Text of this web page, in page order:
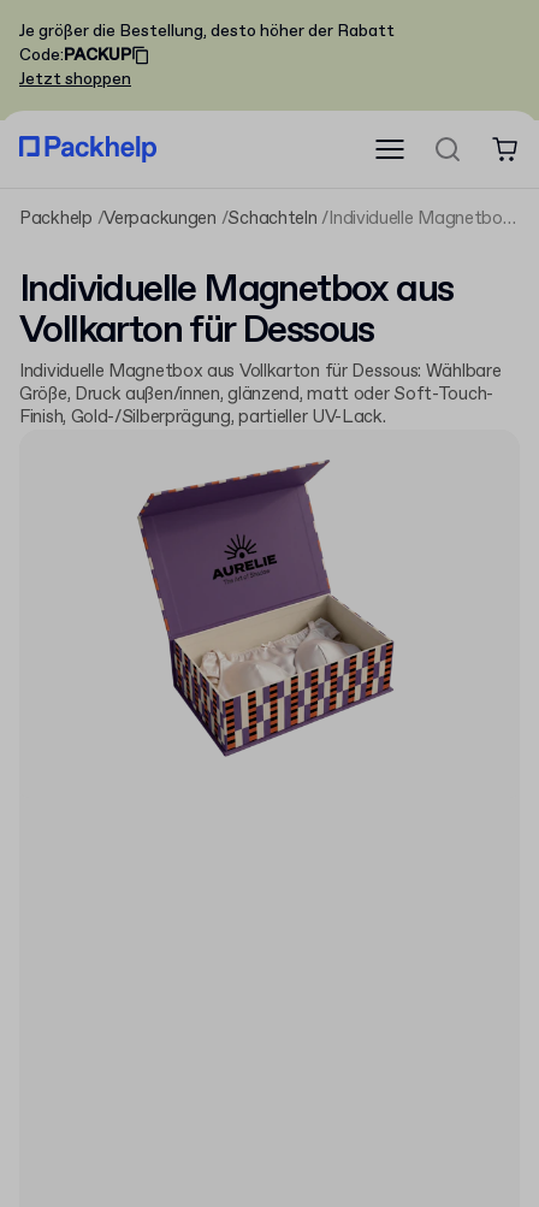
Je größer die Bestellung, desto höher der Rabatt
Code:PACKUP
Jetzt shoppen
Packhelp Verpackungen Schachteln Individuelle Magnetbox aus Vollkarton für Dessous
Individuelle Magnetbox aus
Vollkarton für Dessous
Individuelle Magnetbox aus Vollkarton für Dessous: Wählbare
Größe, Druck außen/innen, glänzend, matt oder Soft-Touch-
Finish, Gold-/Silberprägung, partieller UV-Lack.